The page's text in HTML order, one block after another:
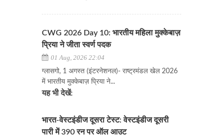
CWG 2026 Day 10: भारतीय महिला मुक्केबाज़
प्रिया ने जीता स्वर्ण पदक
01 Aug, 2026 22:04
ग्लासगो, 1 अगस्त (इंटरनेशनल)- राष्ट्रमंडल खेल 2026
में भारतीय मुक्केबाज़ प्रिया ने...
यह भी देखें:
भारत-वेस्टइंडीज दूसरा टेस्ट: वेस्टइंडीज दूसरी
पारी में 390 रन पर ऑल आउट